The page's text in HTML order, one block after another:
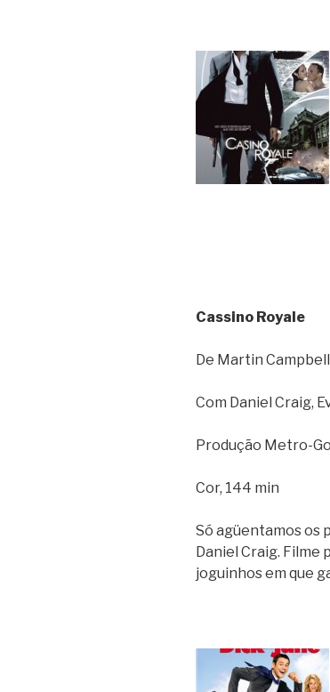
Cassino Royale
De Martin
Com Daniel Craig,
Produção Metro-
Cor, 144 min
Só agüentamos os
Daniel Craig. Filme
joguinhos em que